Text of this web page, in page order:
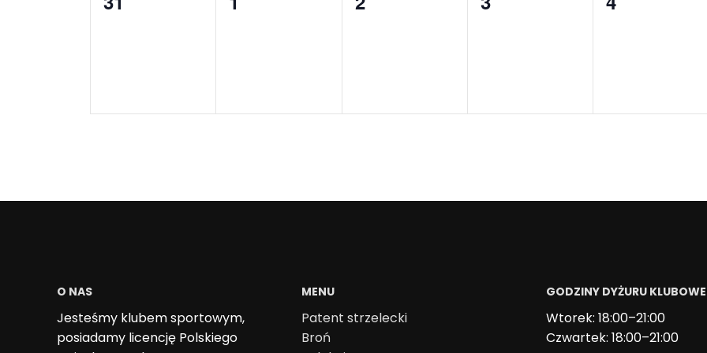
O NAS
Jesteśmy klubem sportowym,
posiadamy licencję Polskiego
MENU
Patent strzelecki
Broń
GODZINY DYŻURU
Wtorek: 18:00–21:00
Czwartek: 18:00–21:00